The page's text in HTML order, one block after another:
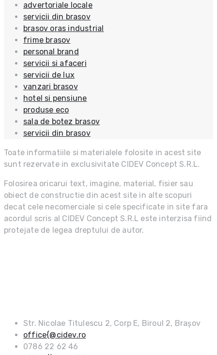
advertoriale locale
servicii din brasov
brasov oras industrial
frime brasov
personal brand
servicii si afaceri
servicii de lux
vanzari brasov
hotel si pensiune
produse eco
sala de botez brasov
servicii din brasov
Toate informatiile si materialele folosite in acest site
sunt rezervate in exclusivitate CIDEV Concept S.R.L.
Folosirea oricarui text, imagine, material, fisier sau
obiect de constructie din acest site in alte scopuri
decat cele necomerciale si cele specificate in site fara
acordul scris al CIDEV Concept S.R.L este interzisa fiind
protejate de legea dreptului de autor.
Str. Nicolae Titulescu 2, Corp E, Biroul 2, Brașov
office{@cidev.ro
0786 22 62 46